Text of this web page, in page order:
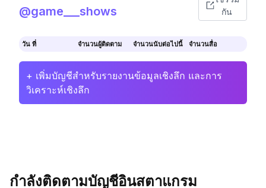
@game___shows
กัน
วัน ที่ จำนวนผู้ติดตาม จำนวนนับต่อไปนี้ จำนวนสื่อ
+ เพิ่มบัญชีสำหรับรายงานข้อมูลเชิงลึก และการ
วิเคราะห์เชิงลึก
กำลังติดตามบัญชีอินสตาแกรม